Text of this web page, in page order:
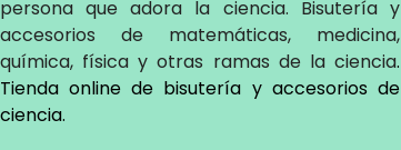
persona que adora la ciencia. Bisutería y
accesorios de matemáticas, medicina,
química, física y otras ramas de la ciencia.
Tienda online de bisutería y accesorios de
ciencia.